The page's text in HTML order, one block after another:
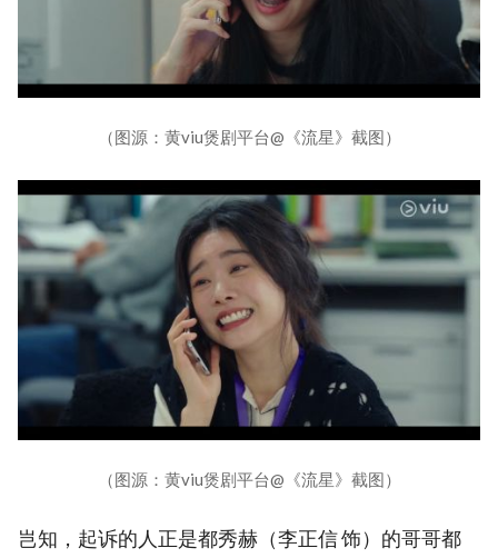
（图源：黄viu煲剧平台@《流星》截图）
（图源：黄viu煲剧平台@《流星》截图）
岂知，起诉的人正是都秀赫（李正信 饰）的哥哥都